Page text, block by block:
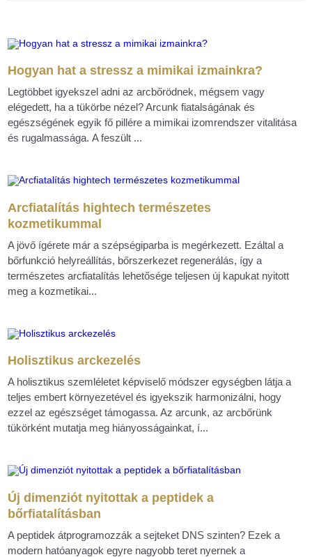
Hogyan hat a stressz a mimikai izmainkra?
Legtöbbet igyekszel adni az arcbőrödnek, mégsem vagy
elégedett, ha a tükörbe nézel? Arcunk fiatalságának és
egészségének egyik fő pillére a mimikai izomrendszer vitalitása
és rugalmassága. A feszült ...
Arcfiatalítás hightech természetes
kozmetikummal
A jövő ígérete már a szépségiparba is megérkezett. Ezáltal a
bőrfunkció helyreállítás, bőrszerkezet regenerálás, így a
természetes arcfiatalítás lehetősége teljesen új kapukat nyitott
meg a kozmetikai...
Holisztikus arckezelés
A holisztikus szemléletet képviselő módszer egységben látja a
teljes embert környezetével és igyekszik harmonizálni, hogy
ezzel az egészséget támogassa. Az arcunk, az arcbőrünk
tükörként mutatja meg hiányosságainkat, í...
Új dimenziót nyitottak a peptidek a
bőrfiatalításban
A peptidek átprogramozzák a sejteket DNS szinten? Ezek a
modern hatóanyagok egyre nagyobb teret nyernek a